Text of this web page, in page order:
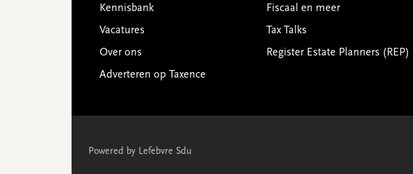
Kennisbank
Vacatures
Over ons
Adverteren op Taxence
Fiscaal en meer
Tax Talks
Register Estate Planners (REP)
Powered by Lefebvre Sdu